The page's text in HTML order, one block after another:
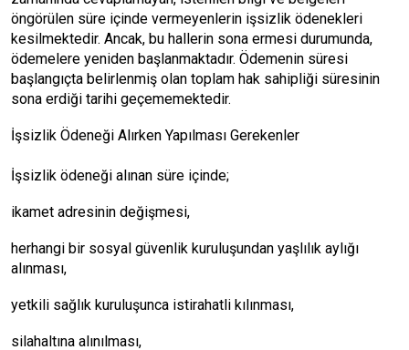
öngörülen süre içinde vermeyenlerin işsizlik ödenekleri
kesilmektedir. Ancak, bu hallerin sona ermesi durumunda,
ödemelere yeniden başlanmaktadır. Ödemenin süresi
başlangıçta belirlenmiş olan toplam hak sahipliği süresinin
sona erdiği tarihi geçememektedir.
İşsizlik Ödeneği Alırken Yapılması Gerekenler
İşsizlik ödeneği alınan süre içinde;
ikamet adresinin değişmesi,
herhangi bir sosyal güvenlik kuruluşundan yaşlılık aylığı
alınması,
yetkili sağlık kuruluşunca istirahatli kılınması,
silahaltına alınılması,